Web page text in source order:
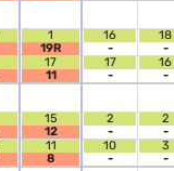
1
19R
16
-
18
-
17
11
17
-
16
-
15
12
2
-
2
-
11
8
10
-
3
-